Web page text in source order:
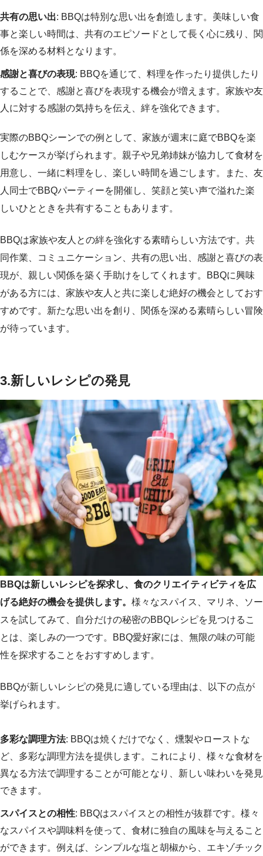
共有の思い出: BBQは特別な思い出を創造します。美味しい食
事と楽しい時間は、共有のエピソードとして長く心に残り、関
係を深める材料となります。
感謝と喜びの表現: BBQを通じて、料理を作ったり提供したり
することで、感謝と喜びを表現する機会が増えます。家族や友
人に対する感謝の気持ちを伝え、絆を強化できます。
実際のBBQシーンでの例として、家族が週末に庭でBBQを楽
しむケースが挙げられます。親子や兄弟姉妹が協力して食材を
用意し、一緒に料理をし、楽しい時間を過ごします。また、友
人同士でBBQパーティーを開催し、笑顔と笑い声で溢れた楽
しいひとときを共有することもあります。
BBQは家族や友人との絆を強化する素晴らしい方法です。共
同作業、コミュニケーション、共有の思い出、感謝と喜びの表
現が、親しい関係を築く手助けをしてくれます。BBQに興味
がある方には、家族や友人と共に楽しむ絶好の機会としておす
すめです。新たな思い出を創り、関係を深める素晴らしい冒険
が待っています。
3.新しいレシピの発見
BBQは新しいレシピを探求し、食のクリエイティビティを広
げる絶好の機会を提供します。 様々なスパイス、マリネ、ソー
スを試してみて、自分だけの秘密のBBQレシピを見つけるこ
とは、楽しみの一つです。BBQ愛好家には、無限の味の可能
性を探求することをおすすめします。
BBQが新しいレシピの発見に適している理由は、以下の点が
挙げられます。
多彩な調理方法: BBQは焼くだけでなく、燻製やローストな
ど、多彩な調理方法を提供します。これにより、様々な食材を
異なる方法で調理することが可能となり、新しい味わいを発見
できます。
スパイスとの相性: BBQはスパイスとの相性が抜群です。様々
なスパイスや調味料を使って、食材に独自の風味を与えること
ができます。例えば、シンプルな塩と胡椒から、エキゾチック